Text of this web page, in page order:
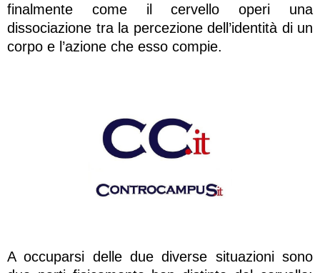
finalmente come il cervello operi una
dissociazione tra la percezione dell’identità di un
corpo e l’azione che esso compie.
A occuparsi delle due diverse situazioni sono